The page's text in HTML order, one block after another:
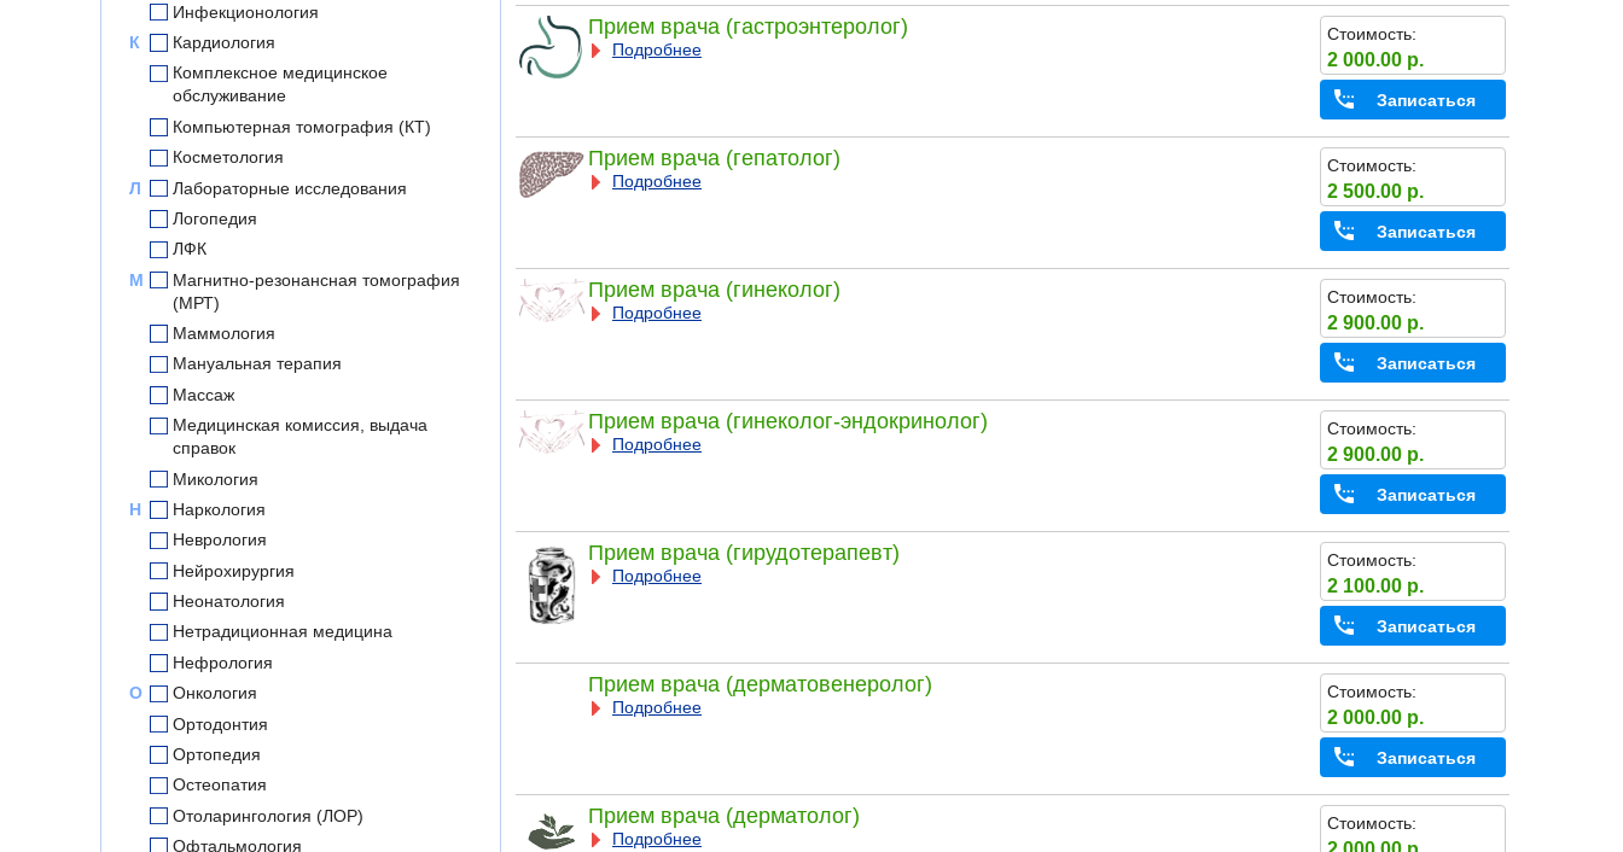
Инфекционология
К
Кардиология
Комплексное медицинское
обслуживание
Компьютерная томография (КТ)
Косметология
Л
Лабораторные исследования
Логопедия
ЛФК
М
Магнитно-резонансная томография
(МРТ)
Маммология
Мануальная терапия
Массаж
Медицинская комиссия, выдача
справок
Микология
Н
Наркология
Неврология
Нейрохирургия
Неонатология
Нетрадиционная медицина
Нефрология
О
Онкология
Ортодонтия
Ортопедия
Остеопатия
Отоларингология (ЛОР)
Офтальмология
Прием врача (гастроэнтеролог)
Подробнее
Стоимость:
2 000.00 р.
Записаться
Прием врача (гепатолог)
Подробнее
Стоимость:
2 500.00 р.
Записаться
Прием врача (гинеколог)
Подробнее
Стоимость:
2 900.00 р.
Записаться
Прием врача (гинеколог-эндокринолог)
Подробнее
Стоимость:
2 900.00 р.
Записаться
Прием врача (гирудотерапевт)
Подробнее
Стоимость:
2 100.00 р.
Записаться
Прием врача (дерматовенеролог)
Подробнее
Стоимость:
2 000.00 р.
Записаться
Прием врача (дерматолог)
Подробнее
Стоимость: